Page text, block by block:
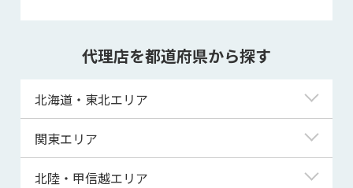
代理店を都道府県から探す
北海道・東北エリア
北海道
青森県
関東エリア
東京都
北陸・甲信越エリア